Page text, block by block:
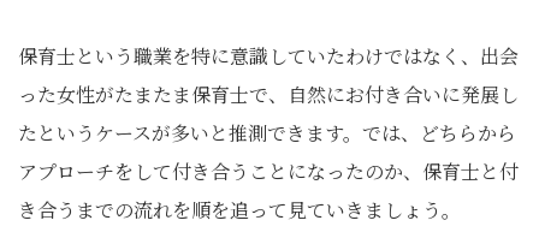
保育士という職業を特に意識していたわけではなく、出会
った女性がたまたま保育士で、自然にお付き合いに発展し
たというケースが多いと推測できます。では、どちらから
アプローチをして付き合うことになったのか、保育士と付
き合うまでの流れを順を追って見ていきましょう。